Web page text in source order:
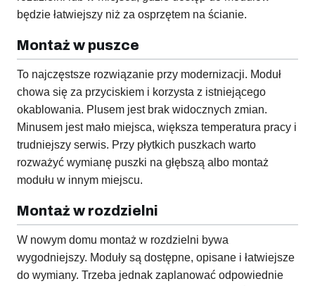
będzie łatwiejszy niż za osprzętem na ścianie.
Montaż w puszce
To najczęstsze rozwiązanie przy modernizacji. Moduł
chowa się za przyciskiem i korzysta z istniejącego
okablowania. Plusem jest brak widocznych zmian.
Minusem jest mało miejsca, większa temperatura pracy i
trudniejszy serwis. Przy płytkich puszkach warto
rozważyć wymianę puszki na głębszą albo montaż
modułu w innym miejscu.
Montaż w rozdzielni
W nowym domu montaż w rozdzielni bywa
wygodniejszy. Moduły są dostępne, opisane i łatwiejsze
do wymiany. Trzeba jednak zaplanować odpowiednie